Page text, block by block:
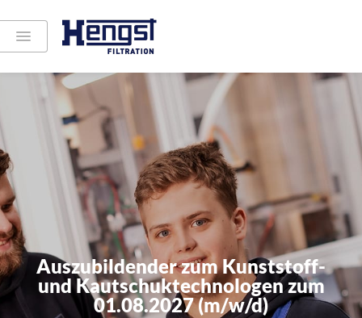
Auszubildender zum Kunststoff-
und Kautschuktechnologen zum
01.08.2027 (m/w/d)